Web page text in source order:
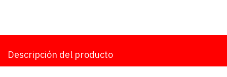
Descripción del producto